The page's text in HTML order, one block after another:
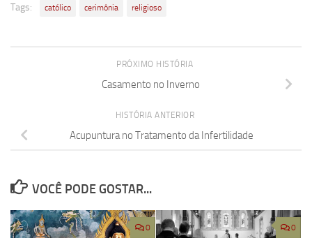
Tags: católico cerimônia religioso
PRÓXIMO HISTÓRIA
Casamento no Inverno
HISTÓRIA ANTERIOR
Acupuntura no Tratamento da Infertilidade
VOCÊ PODE GOSTAR...
0 0